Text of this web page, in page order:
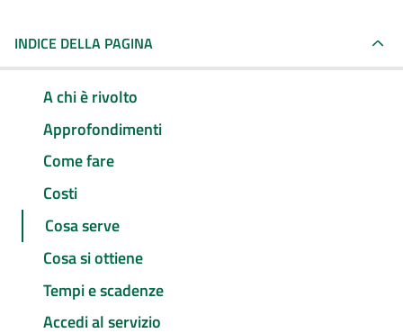
INDICE DELLA PAGINA
A chi è rivolto
Approfondimenti
Come fare
Costi
Cosa serve
Cosa si ottiene
Tempi e scadenze
Accedi al servizio